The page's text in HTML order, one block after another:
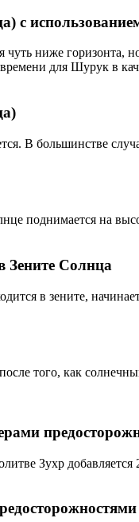
с
чуть ниже горизонта,
для Шурук в
В большинстве
поднимается на
Зените Солнца
в зените,
того, как
Зухр